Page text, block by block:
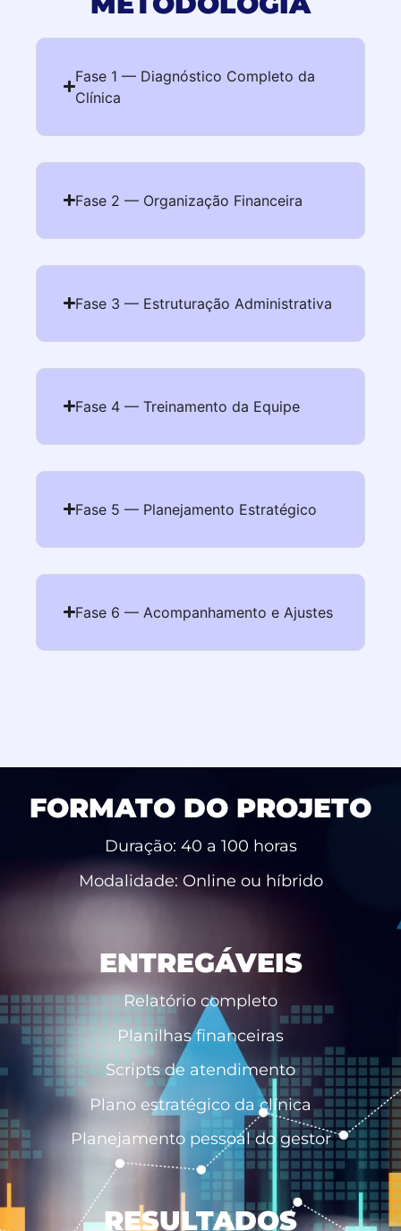
Fase 1 — Diagnóstico Completo da
Clínica
Fase 2 — Organização Financeira
Fase 3 — Estruturação Administrativa
Fase 4 — Treinamento da Equipe
Fase 5 — Planejamento Estratégico
Fase 6 — Acompanhamento e Ajustes
FORMATO DO PROJETO
Duração: 40 a 100 horas
Modalidade: Online ou híbrido
ENTREGÁVEIS
Relatório completo
Planilhas financeiras
Scripts de atendimento
Plano estratégico da clínica
Planejamento pessoal do gestor
RESULTADOS